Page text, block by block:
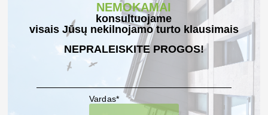
NEMOKAMAI
konsultuojame
visais Jūsų nekilnojamo turto klausimais
NEPRALEISKITE PROGOS!
Vardas*